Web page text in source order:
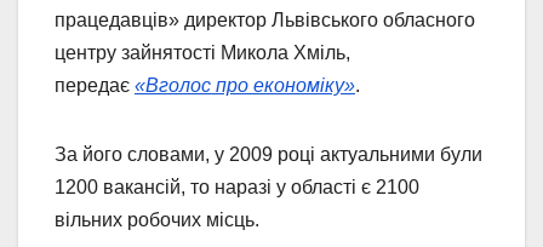
працедавців» директор Львівського обласного
центру зайнятості Микола Хміль,
передає «Вголос про економіку».
За його словами, у 2009 році актуальними були
1200 вакансій, то наразі у області є 2100
вільних робочих місць.